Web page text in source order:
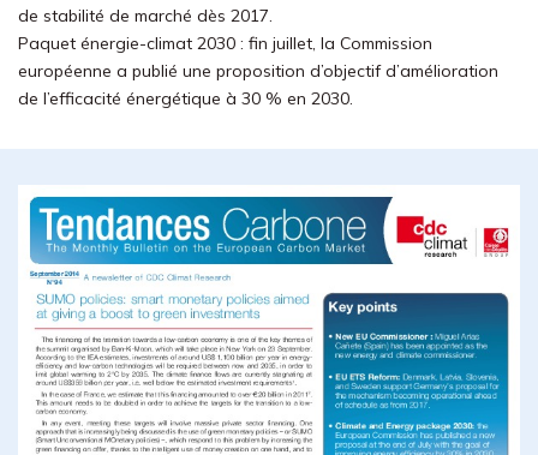
de stabilité de marché dès 2017.
Paquet énergie-climat 2030 : fin juillet, la Commission
européenne a publié une proposition d’objectif d’amélioration
de l’efficacité énergétique à 30 % en 2030.